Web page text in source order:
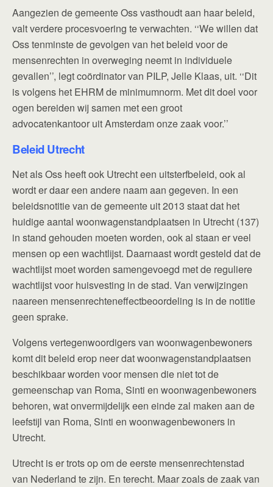
Aangezien de gemeente Oss vasthoudt aan haar beleid,
valt verdere procesvoering te verwachten. ‘‘We willen dat
Oss tenminste de gevolgen van het beleid voor de
mensenrechten in overweging neemt in individuele
gevallen’’, legt coördinator van PILP, Jelle Klaas, uit. ‘‘Dit
is volgens het EHRM de minimumnorm. Met dit doel voor
ogen bereiden wij samen met een groot
advocatenkantoor uit Amsterdam onze zaak voor.’’
Beleid Utrecht
Net als Oss heeft ook Utrecht een uitsterfbeleid, ook al
wordt er daar een andere naam aan gegeven. In een
beleidsnotitie van de gemeente uit 2013 staat dat het
huidige aantal woonwagenstandplaatsen in Utrecht (137)
in stand gehouden moeten worden, ook al staan er veel
mensen op een wachtlijst. Daarnaast wordt gesteld dat de
wachtlijst moet worden samengevoegd met de reguliere
wachtlijst voor huisvesting in de stad. Van verwijzingen
naareen mensenrechteneffectbeoordeling is in de notitie
geen sprake.
Volgens vertegenwoordigers van woonwagenbewoners
komt dit beleid erop neer dat woonwagenstandplaatsen
beschikbaar worden voor mensen die niet tot de
gemeenschap van Roma, Sinti en woonwagenbewoners
behoren, wat onvermijdelijk een einde zal maken aan de
leefstijl van Roma, Sinti en woonwagenbewoners in
Utrecht.
Utrecht is er trots op om de eerste mensenrechtenstad
van Nederland te zijn. En terecht. Maar zoals de zaak van